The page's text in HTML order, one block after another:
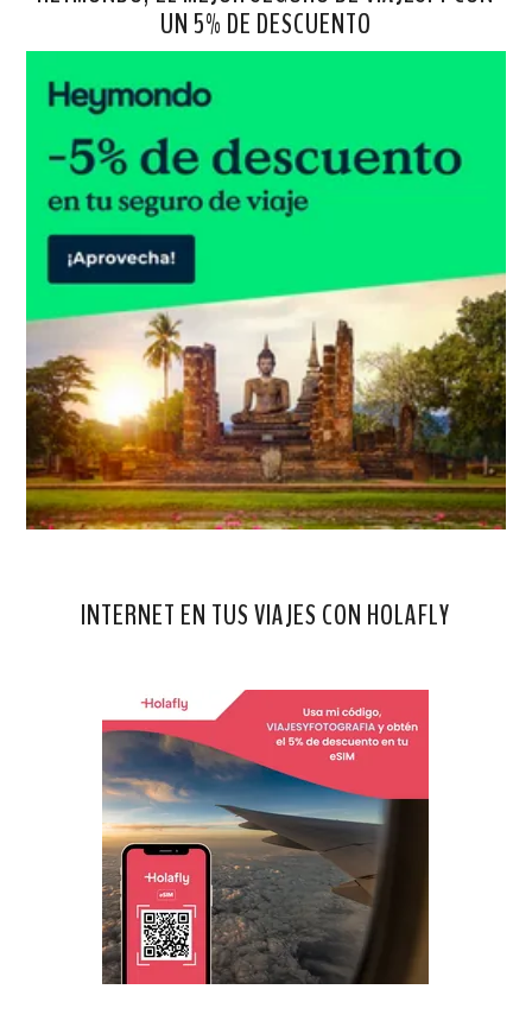
UN 5% DE DESCUENTO
INTERNET EN TUS VIAJES CON HOLAFLY